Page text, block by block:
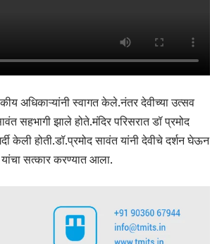
अधिकाऱ्यांनी स्वागत केले.नंतर देवीच्या उत्सव
सहभागी झाले होते.मंदिर परिसरात डॉ प्रमोद
केली होती.डॉ.प्रमोद सावंत यांनी देवीचे दर्शन घेऊन
सत्कार करण्यात आला.